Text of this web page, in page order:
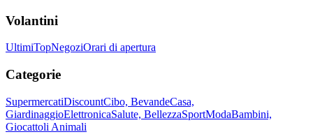
Volantini
UltimiTopNegoziOrari di apertura
Categorie
SupermercatiDiscountCibo, BevandeCasa,
GiardinaggioElettronicaSalute, BellezzaSportModaBambini,
Giocattoli Animali